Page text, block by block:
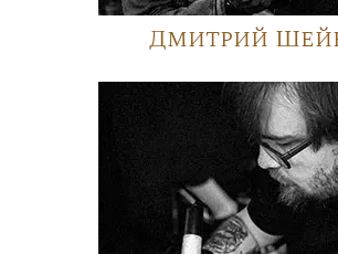
Дмитрий